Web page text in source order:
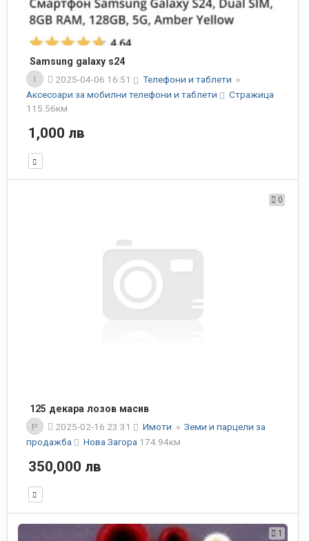
Samsung galaxy s24
I
2025-04-06 16:51 Телефони и таблети »
Аксесоари за мобилни телефони и таблети
Стражица
115.56км
1,000 лв
0
125 декара лозов масив
P
2025-02-16 23:31 Имоти » Земи и парцели за
продажба
Нова Загора 174.94км
350,000 лв
1